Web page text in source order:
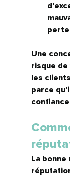
Une
risque
les
parce
La bonne